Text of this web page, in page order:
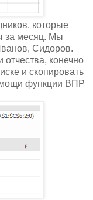
которые
за месяц. Мы
Сидоров.
конечно
и скопировать
функции ВПР